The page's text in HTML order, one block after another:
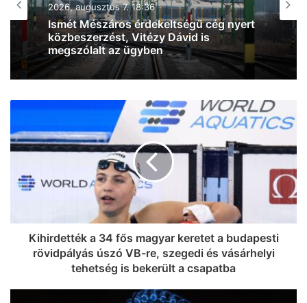
2026, augusztus 7. 16:57
Magyar Péter: három személy közül
választ szombaton köztársaságielnök-
jelöltet a Tisza
Kihirdették a 34 fős magyar keretet a budapesti
rövidpályás úszó VB-re, szegedi és vásárhelyi
tehetség is bekerült a csapatba